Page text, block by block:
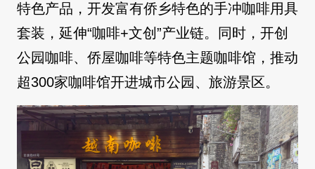
特色产品，开发富有侨乡特色的手冲咖啡用具
套装，延伸“咖啡+文创”产业链。同时，开创
公园咖啡、侨屋咖啡等特色主题咖啡馆，推动
超300家咖啡馆开进城市公园、旅游景区。